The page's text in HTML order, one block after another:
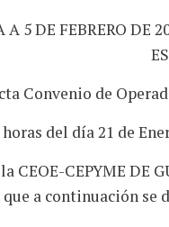
5 DE FEBRERO DE
Convenio de
del día 21 de
CEOE-CEPYME DE
a continuación se